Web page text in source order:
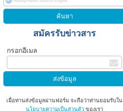
สมัครรับข่าวสาร
กรอกอีเมล
เมื่อท่านส่งข้อมูลผ่านฟอร์ม จะถือว่าท่านยอมรับใน
นโยบายความเป็นส่วนตัวของเรา